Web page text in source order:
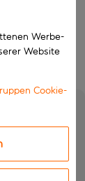
Werbe-
Website
Cookie-